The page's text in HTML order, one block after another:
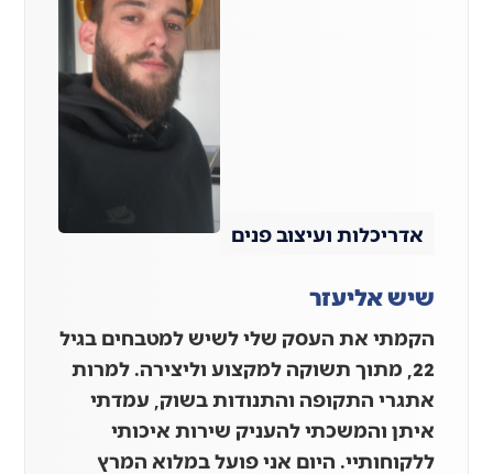
אדריכלות ועיצוב פנים
שיש אליעזר
הקמתי את העסק שלי לשיש למטבחים בגיל
22, מתוך תשוקה למקצוע וליצירה. למרות
אתגרי התקופה והתנודות בשוק, עמדתי
איתן והמשכתי להעניק שירות איכותי
ללקוחותיי. היום אני פועל במלוא המרץ